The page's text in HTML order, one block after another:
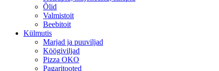
Õlid
Valmistoit
Beebitoit
Külmutis
Marjad ja puuviljad
Köögiviljad
Pizza OKO
Pagaritooted